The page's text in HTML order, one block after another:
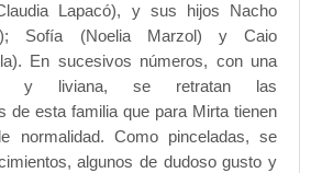
Lapacó), y sus hijos Nacho
Sofía (Noelia Marzol) y Caio
En sucesivos números, con una
y liviana, se retratan las
de esta familia que para Mirta tienen
normalidad. Como pinceladas, se
algunos de dudoso gusto y